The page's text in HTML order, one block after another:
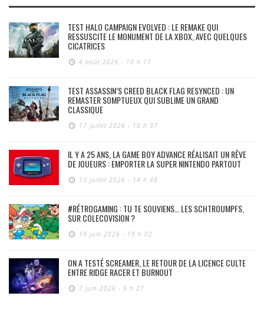
TEST HALO CAMPAIGN EVOLVED : LE REMAKE QUI
RESSUSCITE LE MONUMENT DE LA XBOX, AVEC QUELQUES
CICATRICES
4 août 2026 - 10 h 17
TEST ASSASSIN’S CREED BLACK FLAG RESYNCED : UN
REMASTER SOMPTUEUX QUI SUBLIME UN GRAND
CLASSIQUE
17 juillet 2026 - 10 h 37
IL Y A 25 ANS, LA GAME BOY ADVANCE RÉALISAIT UN RÊVE
DE JOUEURS : EMPORTER LA SUPER NINTENDO PARTOUT
13 juillet 2026 - 14 h 48
#RÉTROGAMING : TU TE SOUVIENS… LES SCHTROUMPFS,
SUR COLECOVISION ?
19 juin 2026 - 19 h 02
ON A TESTÉ SCREAMER, LE RETOUR DE LA LICENCE CULTE
ENTRE RIDGE RACER ET BURNOUT
7 juin 2026 - 9 h 27